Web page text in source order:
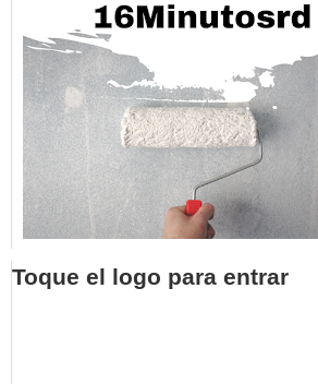
Toque el logo para entrar